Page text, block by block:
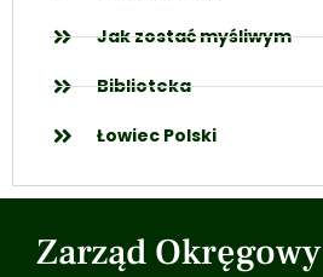
Jak zostać myśliwym
Biblioteka
Łowiec Polski
Zarząd Okręgowy